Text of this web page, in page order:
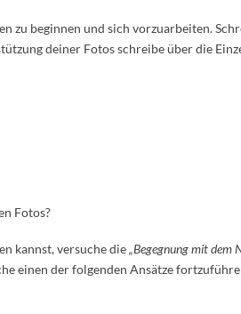
zu beginnen und sich vorzuarbeiten.
deiner Fotos schreibe über die
Fotos?
kannst, versuche die„Begegnung mit dem
einen der folgenden Ansätze